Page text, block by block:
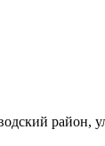
район,